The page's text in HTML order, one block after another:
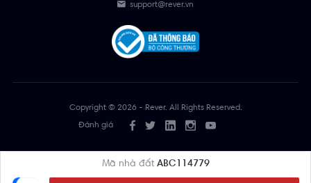
Mã nhà đất ABC114779
support@rever.vn
Copyright © 2026 - Rever. All Rights Reserved.
Đánh giá